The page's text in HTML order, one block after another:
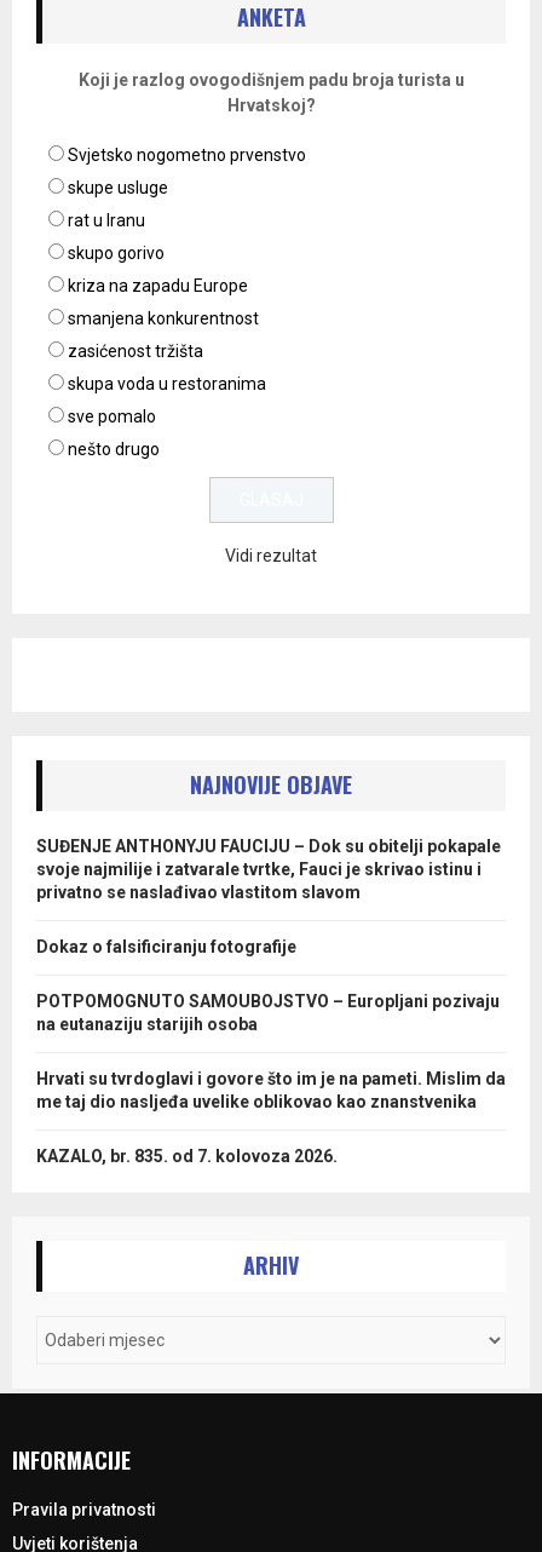
ANKETA
Koji je razlog ovogodišnjem padu broja turista u
Hrvatskoj?
Svjetsko nogometno prvenstvo
skupe usluge
rat u Iranu
skupo gorivo
kriza na zapadu Europe
smanjena konkurentnost
zasićenost tržišta
skupa voda u restoranima
sve pomalo
nešto drugo
Vidi rezultat
NAJNOVIJE OBJAVE
SUĐENJE ANTHONYJU FAUCIJU – Dok su obitelji pokapale
svoje najmilije i zatvarale tvrtke, Fauci je skrivao istinu i
privatno se naslađivao vlastitom slavom
Dokaz o falsificiranju fotografije
POTPOMOGNUTO SAMOUBOJSTVO – Europljani pozivaju
na eutanaziju starijih osoba
Hrvati su tvrdoglavi i govore što im je na pameti. Mislim da
me taj dio nasljeđa uvelike oblikovao kao znanstvenika
KAZALO, br. 835. od 7. kolovoza 2026.
ARHIV
INFORMACIJE
Pravila privatnosti
Uvjeti korištenja